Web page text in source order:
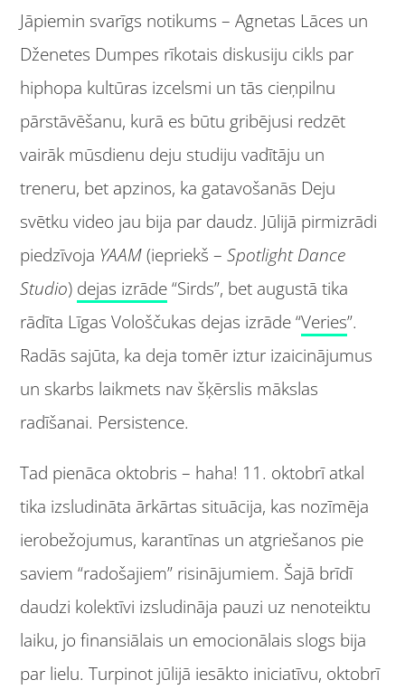
Jāpiemin svarīgs notikums – Agnetas Lāces un
Dženetes Dumpes rīkotais diskusiju cikls par
hiphopa kultūras izcelsmi un tās cieņpilnu
pārstāvēšanu, kurā es būtu gribējusi redzēt
vairāk mūsdienu deju studiju vadītāju un
treneru, bet apzinos, ka gatavošanās Deju
svētku video jau bija par daudz. Jūlijā pirmizrādi
piedzīvoja YAAM(iepriekš –Spotlight Dance
Studio) dejas izrāde“Sirds”, bet augustā tika
rādīta Līgas Vološčukas dejas izrāde “Veries”.
Radās sajūta, ka deja tomēr iztur izaicinājumus
un skarbs laikmets nav šķērslis mākslas
radīšanai. Persistence.
Tad pienāca oktobris – haha! 11. oktobrī atkal
tika izsludināta ārkārtas situācija, kas nozīmēja
ierobežojumus, karantīnas un atgriešanos pie
saviem “radošajiem” risinājumiem. Šajā brīdī
daudzi kolektīvi izsludināja pauzi uz nenoteiktu
laiku, jo finansiālais un emocionālais slogs bija
par lielu. Turpinot jūlijā iesākto iniciatīvu, oktobrī